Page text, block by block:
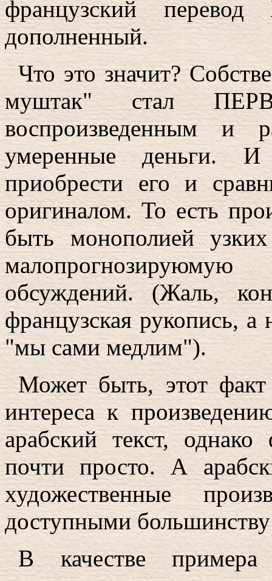
французский
дополненный.
Что это значит?
муштак" стал
воспроизведенным и
умеренные деньги.
приобрести его и
оригиналом. То есть
быть монополией
обсуждений. (Жаль,
французская рукопись, а
"мы сами медлим").
Может быть, этот факт
интереса к
арабский текст,
почти просто. А
художественные
доступными
В качестве примера